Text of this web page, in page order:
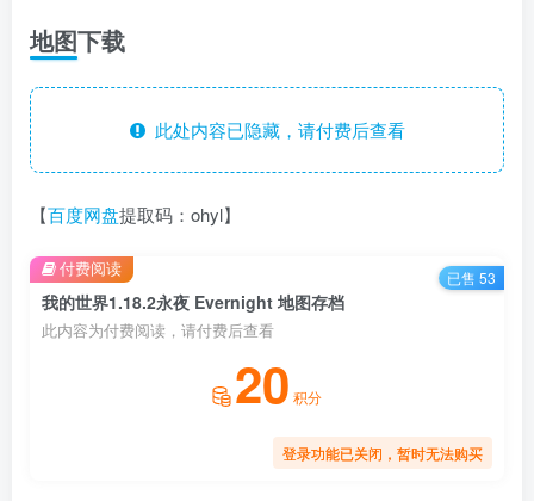
地图下载
此处内容已隐藏，请付费后查看
【百度网盘提取码：ohyl】
我的世界1.18.2永夜 Evernight 地图存档
此内容为付费阅读，请付费后查看
20 积分
登录功能已关闭，暂时无法购买
付费阅读 已售 53